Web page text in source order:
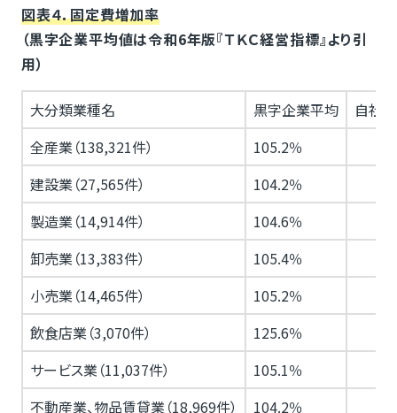
図表４．固定費増加率
（黒字企業平均値は令和6年版『ＴＫＣ経営指標』より引
用）
大分類業種名 黒字企業平均
自社
全産業（138,321件）
105.2％
建設業（27,565件）
104.2％
製造業（14,914件）
104.6％
卸売業（13,383件）
105.4％
小売業（14,465件）
105.2％
飲食店業（3,070件）
125.6％
サービス業（11,037件）
105.1％
不動産業、物品賃貸業（18,969件）
104.2％